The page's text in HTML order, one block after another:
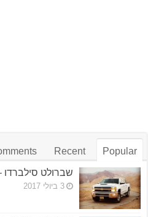
Popular
Recent
שברולט סילברדו –
3 ביולי 2017